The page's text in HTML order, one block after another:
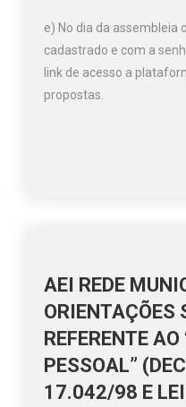
e) No dia da assembleia
cadastrado e com a
link de acesso a
propostas.
AEI REDE
ORIENTAÇÕES
REFERENTE
PESSOAL”
17.042/98 E